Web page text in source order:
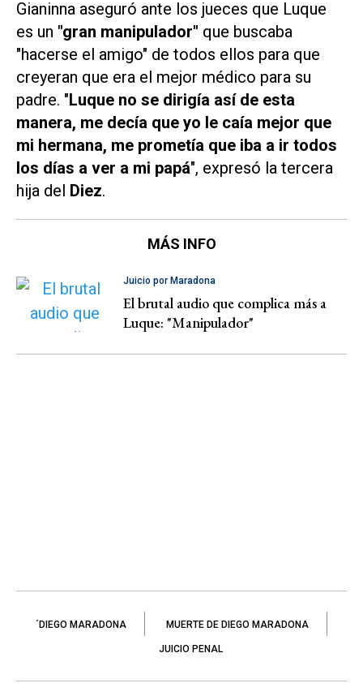
Gianinna aseguró ante los jueces que Luque
es un "gran manipulador" que buscaba
"hacerse el amigo" de todos ellos para que
creyeran que era el mejor médico para su
padre. "Luque no se dirigía así de esta
manera, me decía que yo le caía mejor que
mi hermana, me prometía que iba a ir todos
los días a ver a mi papá", expresó la tercera
hija del Diez.
MÁS INFO
Juicio por Maradona
El brutal audio que complica más a
Luque: "Manipulador"
´DIEGO MARADONA MUERTE DE DIEGO MARADONA
JUICIO PENAL